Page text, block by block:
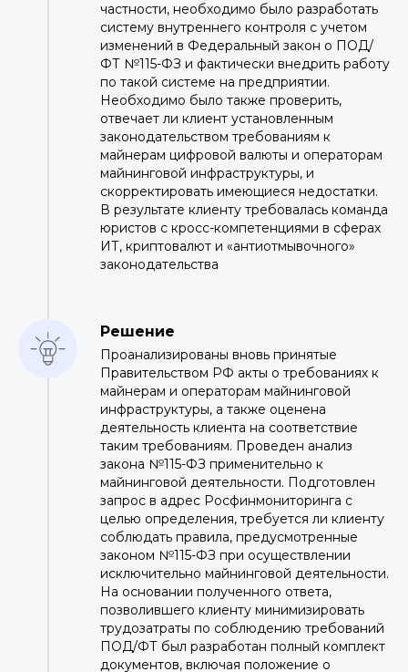
частности, необходимо было разработать
систему внутреннего контроля с учетом
изменений в Федеральный закон о ПОД/
ФТ №115-ФЗ и фактически внедрить работу
по такой системе на предприятии.
Необходимо было также проверить,
отвечает ли клиент установленным
законодательством требованиям к
майнерам цифровой валюты и операторам
майнинговой инфраструктуры, и
скорректировать имеющиеся недостатки.
В результате клиенту требовалась команда
юристов с кросс-компетенциями в сферах
ИТ, криптовалют и «антиотмывочного»
законодательства
Решение
Проанализированы вновь принятые
Правительством РФ акты о требованиях к
майнерам и операторам майнинговой
инфраструктуры, а также оценена
деятельность клиента на соответствие
таким требованиям. Проведен анализ
закона №115-ФЗ применительно к
майнинговой деятельности. Подготовлен
запрос в адрес Росфинмониторинга с
целью определения, требуется ли клиенту
соблюдать правила, предусмотренные
законом №115-ФЗ при осуществлении
исключительно майнинговой деятельности.
На основании полученного ответа,
позволившего клиенту минимизировать
трудозатраты по соблюдению требований
ПОД/ФТ был разработан полный комплект
документов, включая положение о